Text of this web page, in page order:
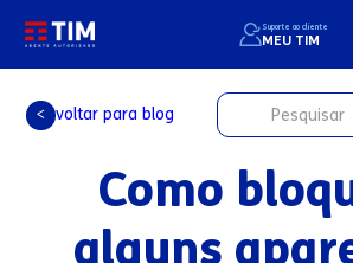
Suporte ao cliente
MEU TIM
< voltar para blog
Como
alguns